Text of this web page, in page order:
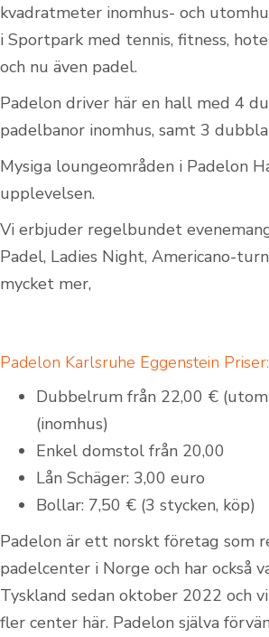
kvadratmeter inomhus- och
i Sportpark med tennis, fitness,
och nu även padel.
Padelon driver här en hall med 4
padelbanor inomhus, samt 3
Mysiga loungeområden i Padelon
upplevelsen.
Vi erbjuder regelbundet
Padel, Ladies Night, Americano-
mycket mer,
Padelon Karlsruhe Eggenstein Priser:
Dubbelrum från 22,00 €
(inomhus)
Enkel domstol från 20,00
Lån Schäger: 3,00 euro
Bollar: 7,50 € (3 stycken, köp)
Padelon är ett norskt företag som
padelcenter i Norge och har också
Tyskland sedan oktober 2022 och
fler center här. Padelon själva